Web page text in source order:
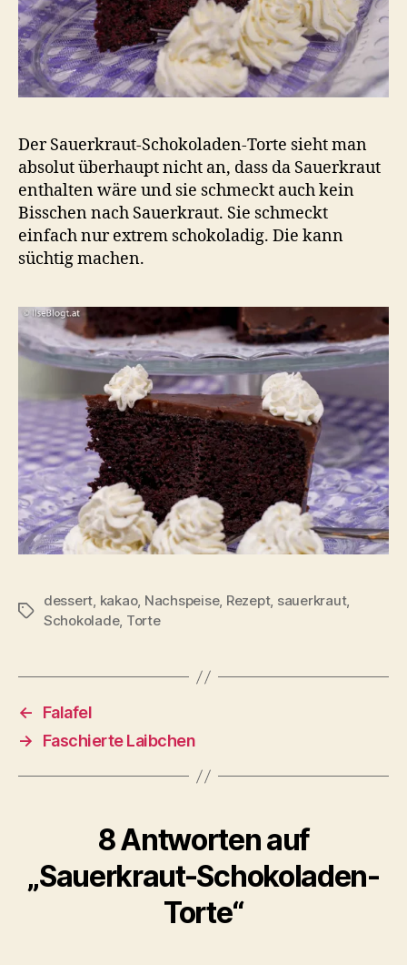
Der Sauerkraut-Schokoladen-Torte sieht man
absolut überhaupt nicht an, dass da Sauerkraut
enthalten wäre und sie schmeckt auch kein
Bisschen nach Sauerkraut. Sie schmeckt
einfach nur extrem schokoladig. Die kann
süchtig machen.
Schlagwörter
dessert, kakao, Nachspeise, Rezept, sauerkraut,
Schokolade, Torte
←
Falafel
→
Faschierte Laibchen
8 Antworten auf
„Sauerkraut-Schokoladen-
Torte“